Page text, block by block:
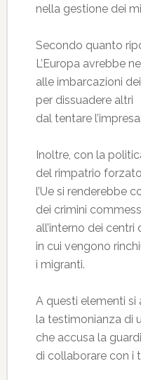
nella gestione dei
Secondo quanto
L’Europa avrebbe
alle imbarcazioni
per dissuadere altri
dal tentare l’impresa.
Inoltre, con la
del rimpatrio
l’Ue si renderebbe
dei crimini
all’interno dei
in cui vengono
i migranti.
A questi elementi si
la testimonianza di
che accusa la
di collaborare con i